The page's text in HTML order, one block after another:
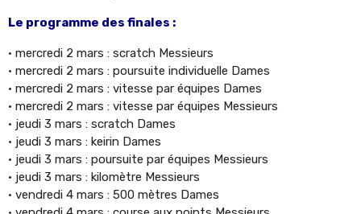
Le programme des finales :
• mercredi 2 mars : scratch Messieurs
• mercredi 2 mars : poursuite individuelle Dames
• mercredi 2 mars : vitesse par équipes Dames
• mercredi 2 mars : vitesse par équipes Messieurs
• jeudi 3 mars : scratch Dames
• jeudi 3 mars : keirin Dames
• jeudi 3 mars : poursuite par équipes Messieurs
• jeudi 3 mars : kilomètre Messieurs
• vendredi 4 mars : 500 mètres Dames